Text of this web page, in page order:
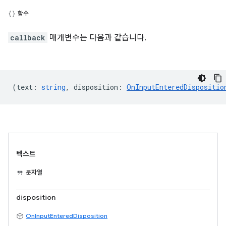
함수
callback 매개변수는 다음과 같습니다.
(text : string, disposition :
텍스트
문자열
disposition
OnInputEnteredDisposition